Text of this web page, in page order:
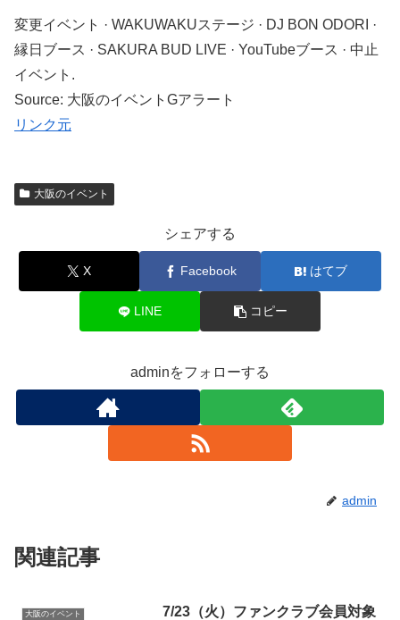
変更イベント · WAKUWAKUステージ · DJ BON ODORI ·
縁日ブース · SAKURA BUD LIVE · YouTubeブース · 中止
イベント.
Source: 大阪のイベントGアラート
リンク元
大阪のイベント
シェアする
X Facebook はてブ
LINE コピー
adminをフォローする
admin
関連記事
大阪のイベント
7/23（火）ファンクラブ会員対象